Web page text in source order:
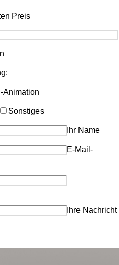
Preis
Animation
Sonstiges
Ihr Name
E-Mail-
Ihre Nachricht